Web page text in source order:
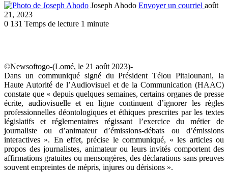
Joseph Ahodo Envoyer un courriel août
21, 2023
0 131 Temps de lecture 1 minute
©Newsoftogo-(Lomé, le 21 août 2023)-
Dans un communiqué signé du Président Télou Pitalounani, la
Haute Autorité de l’Audiovisuel et de la Communication (HAAC)
constate que « depuis quelques semaines, certains organes de presse
écrite, audiovisuelle et en ligne continuent d’ignorer les règles
professionnelles déontologiques et éthiques prescrites par les textes
législatifs et réglementaires régissant l’exercice du métier de
journaliste ou d’animateur d’émissions-débats ou d’émissions
interactives ». En effet, précise le communiqué, « les articles ou
propos des journalistes, animateur ou leurs invités comportent des
affirmations gratuites ou mensongères, des déclarations sans preuves
souvent empreintes de mépris, injures ou dérisions ».